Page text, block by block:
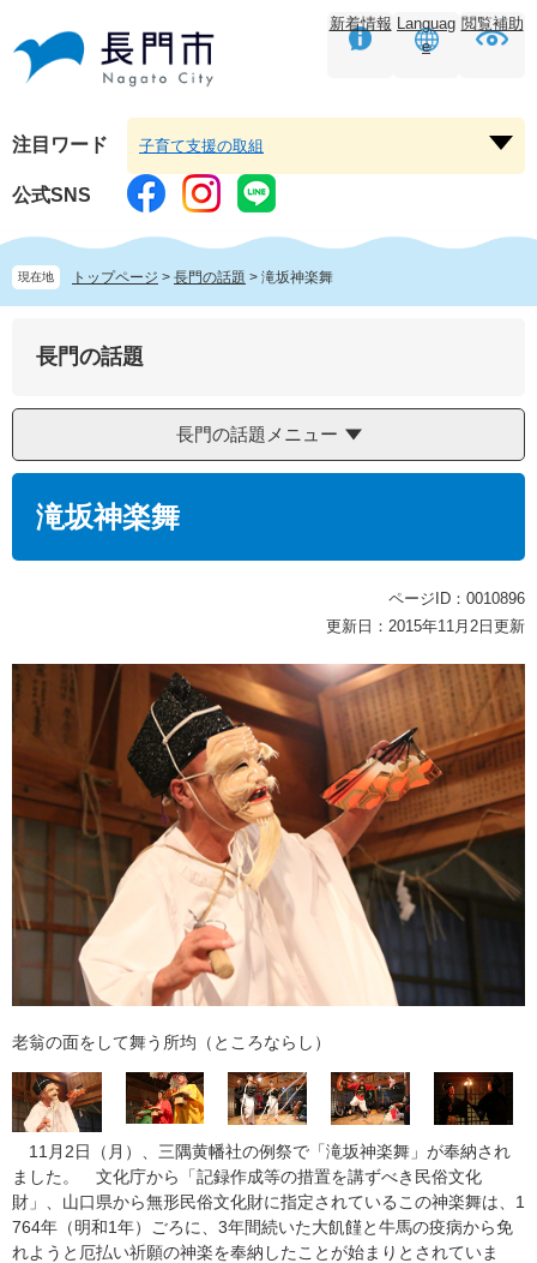
頭
す。
飛
し
本
文
へ
新着情報 Languag
e
閲覧補助
注目ワード
ー
子育て支援の取組
公式SNS
現在地 トップページ > 長門の話題 > 滝坂神楽舞
長門の話題
長門の話題メニュー
滝坂神楽舞
ページID：0010896
更新日：2015年11月2日更新
老翁の面をして舞う所均（ところならし）
11月2日（月）、三隅黄幡社の例祭で「滝坂神楽舞」が奉納され
ました。 文化庁から「記録作成等の措置を講ずべき民俗文化
財」、山口県から無形民俗文化財に指定されているこの神楽舞は、1
764年（明和1年）ごろに、3年間続いた大飢饉と牛馬の疫病から免
れようと厄払い祈願の神楽を奉納したことが始まりとされていま